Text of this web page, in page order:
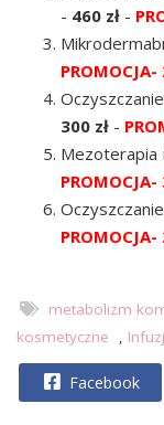
- 460 zł -
PROMOCJA-
300 zł -
Mezoterapia
PROMOCJA-
PROMOCJA-
metabolizm
kosmetyczne
,
Facebook